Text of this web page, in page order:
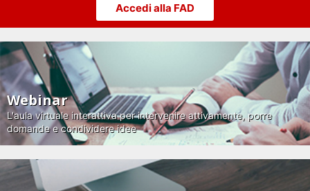
Accedi alla FAD
Webinar
L'aula virtuale interattiva per intervenire attivamente, porre
domande e condividere idee